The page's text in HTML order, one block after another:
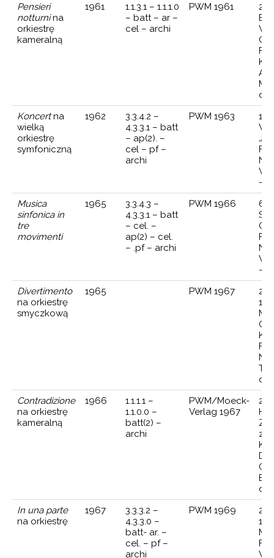
Pensieri
notturnina
orkiestrę
kameralną
1961
1.1.3.1 – 1.1.1.0
– batt – ar –
cel – archi
PWM 1961
25
Koncertna
wielką
orkiestrę
symfoniczną
1962
3.3.4.2 –
4.3.3.1 – batt
– ap(2). –
cel – pf –
archi
PWM 1963
17
—
Musica
sinfonica in
tre
movimenti
1965
3.3.4.3 –
4.3.3.1 – batt
– cel. –
ap(2) – cel.
– .pf – archi
PWM 1966
6
—
Divertimento
na orkiestrę
smyczkową
1965 PWM 1967
21
Contradizione
na orkiestrę
kameralną
1966
1.1.1.1 –
1.1.0.0 –
batt(2) –
archi
PWM/Moeck-
Verlag 1967
2
In una parte
na orkiestrę
1967
3.3.3.2 –
4.3.3.0 –
batt- ar. –
cel. – pf –
archi
PWM 1969
2